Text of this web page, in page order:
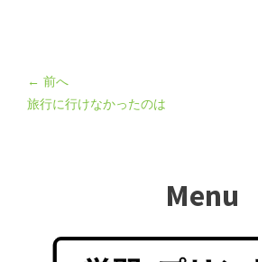
← 前へ
旅行に行けなかったのは
Menu